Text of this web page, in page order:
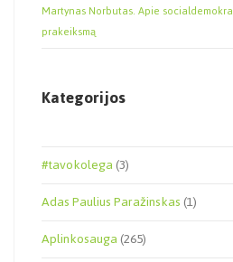
Martynas Norbutas. Apie
prakeiksmą
Kategorijos
#tavokolega(3)
Adas Paulius Paražinskas(1)
Aplinkosauga(265)